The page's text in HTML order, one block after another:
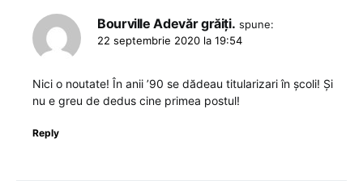
Bourville Adevăr grăiți. spune:
22 septembrie 2020 la 19:54
Nici o noutate! În anii ’90 se dădeau titularizari în școli! Și
nu e greu de dedus cine primea postul!
Reply